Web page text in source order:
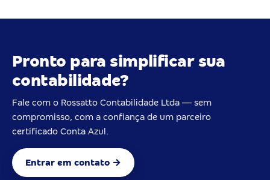
Pronto para simplificar sua
contabilidade?
Fale com o Rossatto Contabilidade Ltda — sem
compromisso, com a confiança de um parceiro
certificado Conta Azul.
Entrar em contato →